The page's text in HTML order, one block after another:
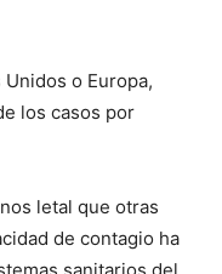
o Europa,
los casos por
letal que otras
de contagio ha